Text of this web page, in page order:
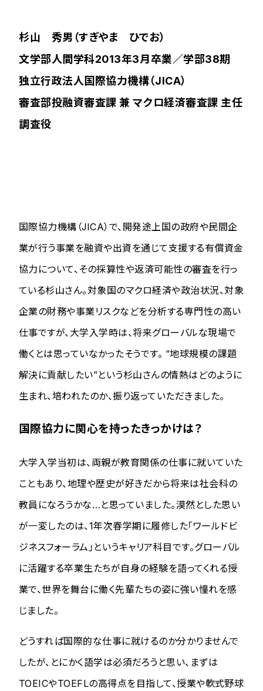
杉山 秀男（すぎやま ひでお）
文学部人間学科2013年3月卒業／学部38期
独立行政法人国際協力機構（JICA）
審査部投融資審査課 兼 マクロ経済審査課 主任
調査役
国際協力機構（JICA）で、開発途上国の政府や民間企
業が行う事業を融資や出資を通じて支援する有償資金
協力について、その採算性や返済可能性の審査を行っ
ている杉山さん。対象国のマクロ経済や政治状況、対象
企業の財務や事業リスクなどを分析する専門性の高い
仕事ですが、大学入学時は、将来グローバルな現場で
働くとは思っていなかったそうです。 “地球規模の課題
解決に貢献したい”という杉山さんの情熱はどのように
生まれ、培われたのか、振り返っていただきました。
国際協力に関心を持ったきっかけは？
大学入学当初は、両親が教育関係の仕事に就いていた
こともあり、地理や歴史が好きだから将来は社会科の
教員になろうかな…と思っていました。漠然とした思い
が一変したのは、1年次春学期に履修した「ワールドビ
ジネスフォーラム」というキャリア科目です。グローバル
に活躍する卒業生たちが自身の経験を語ってくれる授
業で、世界を舞台に働く先輩たちの姿に強い憧れを感
じました。
どうすれば国際的な仕事に就けるのか分かりませんで
したが、とにかく語学は必須だろうと思い、まずは
TOEICやTOEFLの高得点を目指して、授業や軟式野球